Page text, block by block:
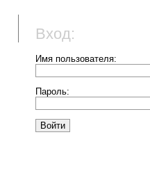
Вход:
Имя пользователя:
Пароль: